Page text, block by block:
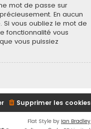
mot de passe sur
En aucun
Si vous oubliez le mot de
fonctionnalité vous
vous puissiez
Supprimer les cookies
Flat Style by Ian Bradley